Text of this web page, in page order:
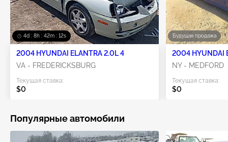
4d : 8h : 42m : 11s
2004 HYUNDAI ELANTRA 2.0L 4
VA - FREDERICKSBURG
Текущая ставка:
$0
Будущая продажа
2004 HYUNDAI
NY - MEDFORD
Текущая ставка:
$0
Популярные автомобили